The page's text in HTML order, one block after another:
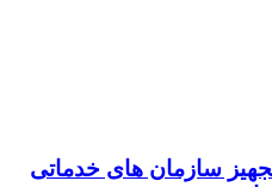
سازمان های خدماتی